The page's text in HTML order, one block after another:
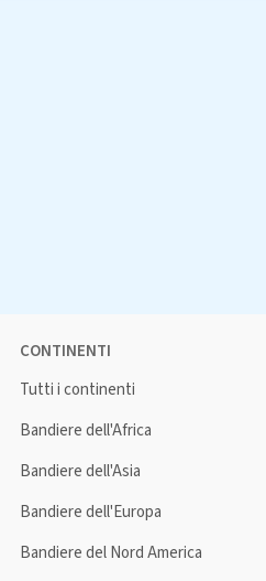
CONTINENTI
Tutti i continenti
Bandiere dell'Africa
Bandiere dell'Asia
Bandiere dell'Europa
Bandiere del Nord America